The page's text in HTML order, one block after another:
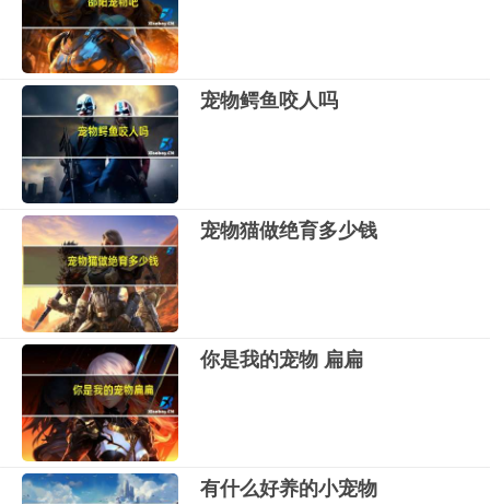
宠物鳄鱼咬人吗
宠物猫做绝育多少钱
你是我的宠物 扁扁
有什么好养的小宠物